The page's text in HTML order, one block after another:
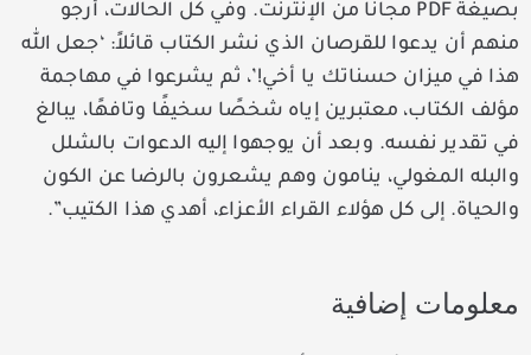
بصيغة PDF مجانًا من الإنترنت. وفي كل الحالات، أرجو
منهم أن يدعوا للقرصان الذي نشر الكتاب قائلاً: ‘جعل الله
هذا في ميزان حسناتك يا أخي!’، ثم يشرعوا في مهاجمة
مؤلف الكتاب، معتبرين إياه شخصًا سخيفًا وتافهًا، يبالغ
في تقدير نفسه. وبعد أن يوجهوا إليه الدعوات بالشلل
والبله المغولي، ينامون وهم يشعرون بالرضا عن الكون
والحياة. إلى كل هؤلاء القراء الأعزاء، أهدي هذا الكتيب”.
معلومات إضافية